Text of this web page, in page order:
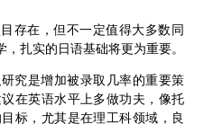
存在，但不一定值得大多数同
扎实的日语基础将更为重要。
究是增加被录取几率的重要策
在英语水平上多做功夫，像托
标，尤其是在理工科领域，良